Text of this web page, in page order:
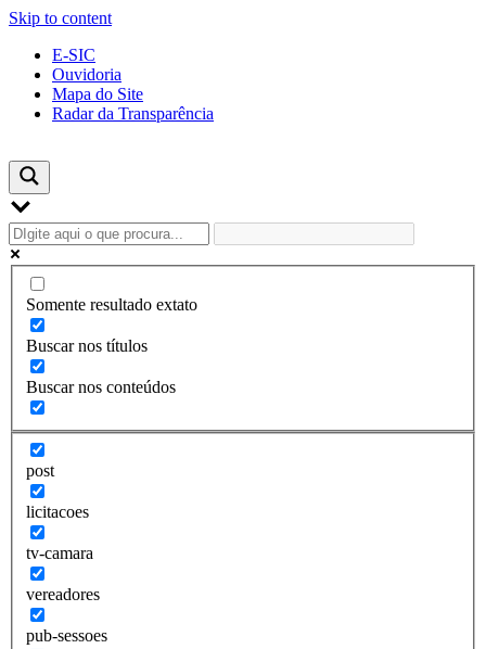
Skip to content
E-SIC
Ouvidoria
Mapa do Site
Radar da Transparência
Somente resultado extato
Buscar nos títulos
Buscar nos conteúdos
post
licitacoes
tv-camara
vereadores
pub-sessoes